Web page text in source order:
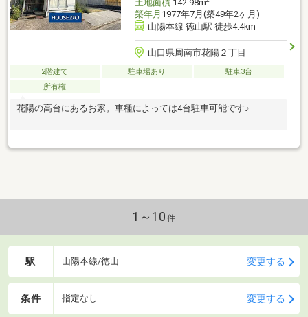
土地面積142.98m
築年月 1977年7月(築49年2ヶ月)
山陽本線 徳山駅 徒歩4.4km
山口県周南市花陽２丁目
2階建て 駐車場あり
駐車3台
所有権
花陽の高台にあるお家。車種によっては4台駐車可能です♪
1～10 件
駅 山陽本線/徳山 変更する
条件 指定なし 変更する